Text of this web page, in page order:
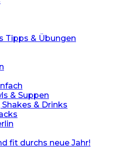
Tipps & Übungen
& Suppen
& Drinks
fit durchs neue Jahr!